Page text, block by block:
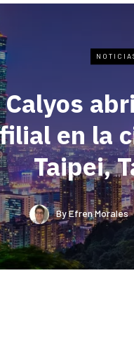
Calyos
en la
Taipei,
ByEfren Morales